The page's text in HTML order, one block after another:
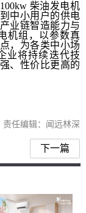
柴油发电机
中小用户的供电
业链智造能力与
机组，以参数真
，为各类中小场
业将持续迭代技
、性价比更高的
责任编辑：闻远林深
下一篇